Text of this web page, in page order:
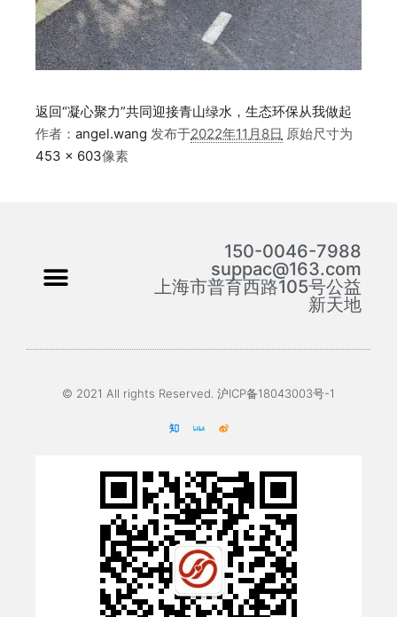
返回“凝心聚力”共同迎接青山绿水，生态环保从我做起
作者： angel.wang 发布于2022年11月8日 原始尺寸为
453 × 603像素
150-0046-7988
suppac@163.com
上海市普育西路105号公益
新天地
© 2021 All rights Reserved. 沪ICP备18043003号-1